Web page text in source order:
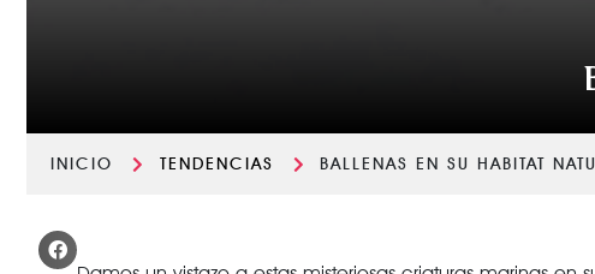
INICIO TENDENCIAS BALLENAS EN SU HABITAT